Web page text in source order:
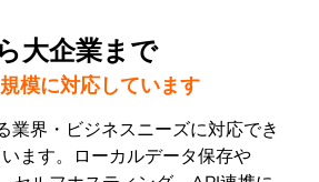
大企業まで
模に対応しています
業界・ビジネスニーズに対応でき
ます。ローカルデータ保存や